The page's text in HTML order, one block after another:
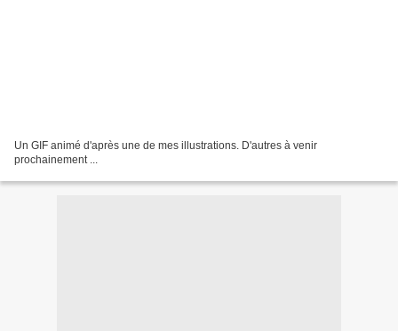
Un GIF animé d'après une de mes illustrations. D'autres à venir
prochainement ...